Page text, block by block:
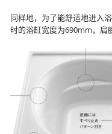
同样地，为了能舒适地进入
时的浴缸宽度为690mm，肩